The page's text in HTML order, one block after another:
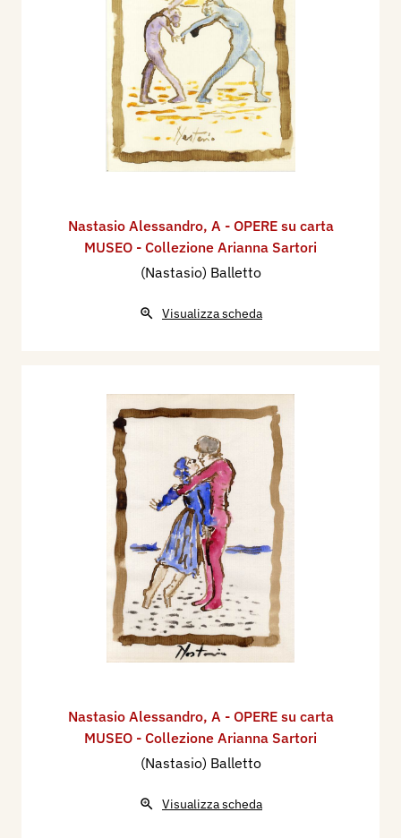
Nastasio Alessandro, A - OPERE su carta
MUSEO - Collezione Arianna Sartori
(Nastasio) Balletto
Visualizza scheda
Nastasio Alessandro, A - OPERE su carta
MUSEO - Collezione Arianna Sartori
(Nastasio) Balletto
Visualizza scheda